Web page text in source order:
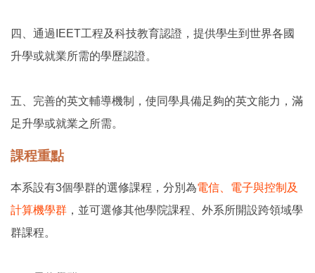
四、通過IEET工程及科技教育認證，提供學生到世界各國
升學或就業所需的學歷認證。
五、完善的英文輔導機制，使同學具備足夠的英文能力，滿
足升學或就業之所需。
課程重點
本系設有3個學群的選修課程，分別為電信、電子與控制及
計算機學群 ，並可選修其他學院課程、外系所開設跨領域學
群課程。